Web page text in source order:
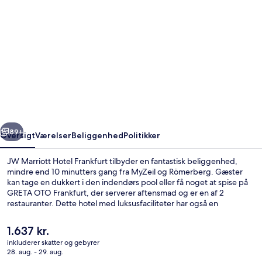
Næste
89+
OversigtVærelserBeliggenhedPolitikker
JW Marriott Hotel Frankfurt tilbyder en fantastisk beliggenhed,
mindre end 10 minutters gang fra MyZeil og Römerberg. Gæster
kan tage en dukkert i den indendørs pool eller få noget at spise på
GRETA OTO Frankfurt, der serverer aftensmad og er en af 2
restauranter. Dette hotel med luksusfaciliteter har også en
godt at sige om stedets hjælpsomme personale og nærliggende
shoppingmuligheder. Overnatningsstedet ligger kun en kort gåtur
fra offentlig transport: Frankfurt (Main) Hauptwache Station er få
Den
nuværende
pris
1.637 kr.
inkluderer skatter og gebyrer
28. aug. - 29. aug.